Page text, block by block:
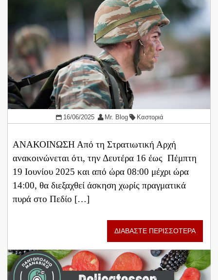
16/06/2025 Mr. Blog Καστοριά
ΑΝΑΚΟΙΝΩΣΗ Από τη Στρατιωτική Αρχή
ανακοινώνεται ότι, την Δευτέρα 16 έως Πέμπτη
19 Ιουνίου 2025 και από ώρα 08:00 μέχρι ώρα
14:00, θα διεξαχθεί άσκηση χωρίς πραγματικά
πυρά στο Πεδίο […]
ΔΙΑΒΑΣΤΕ ΠΕΡΙΣΣΟΤΕΡΑ